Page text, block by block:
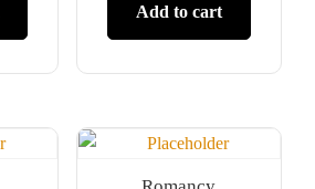
Add to cart